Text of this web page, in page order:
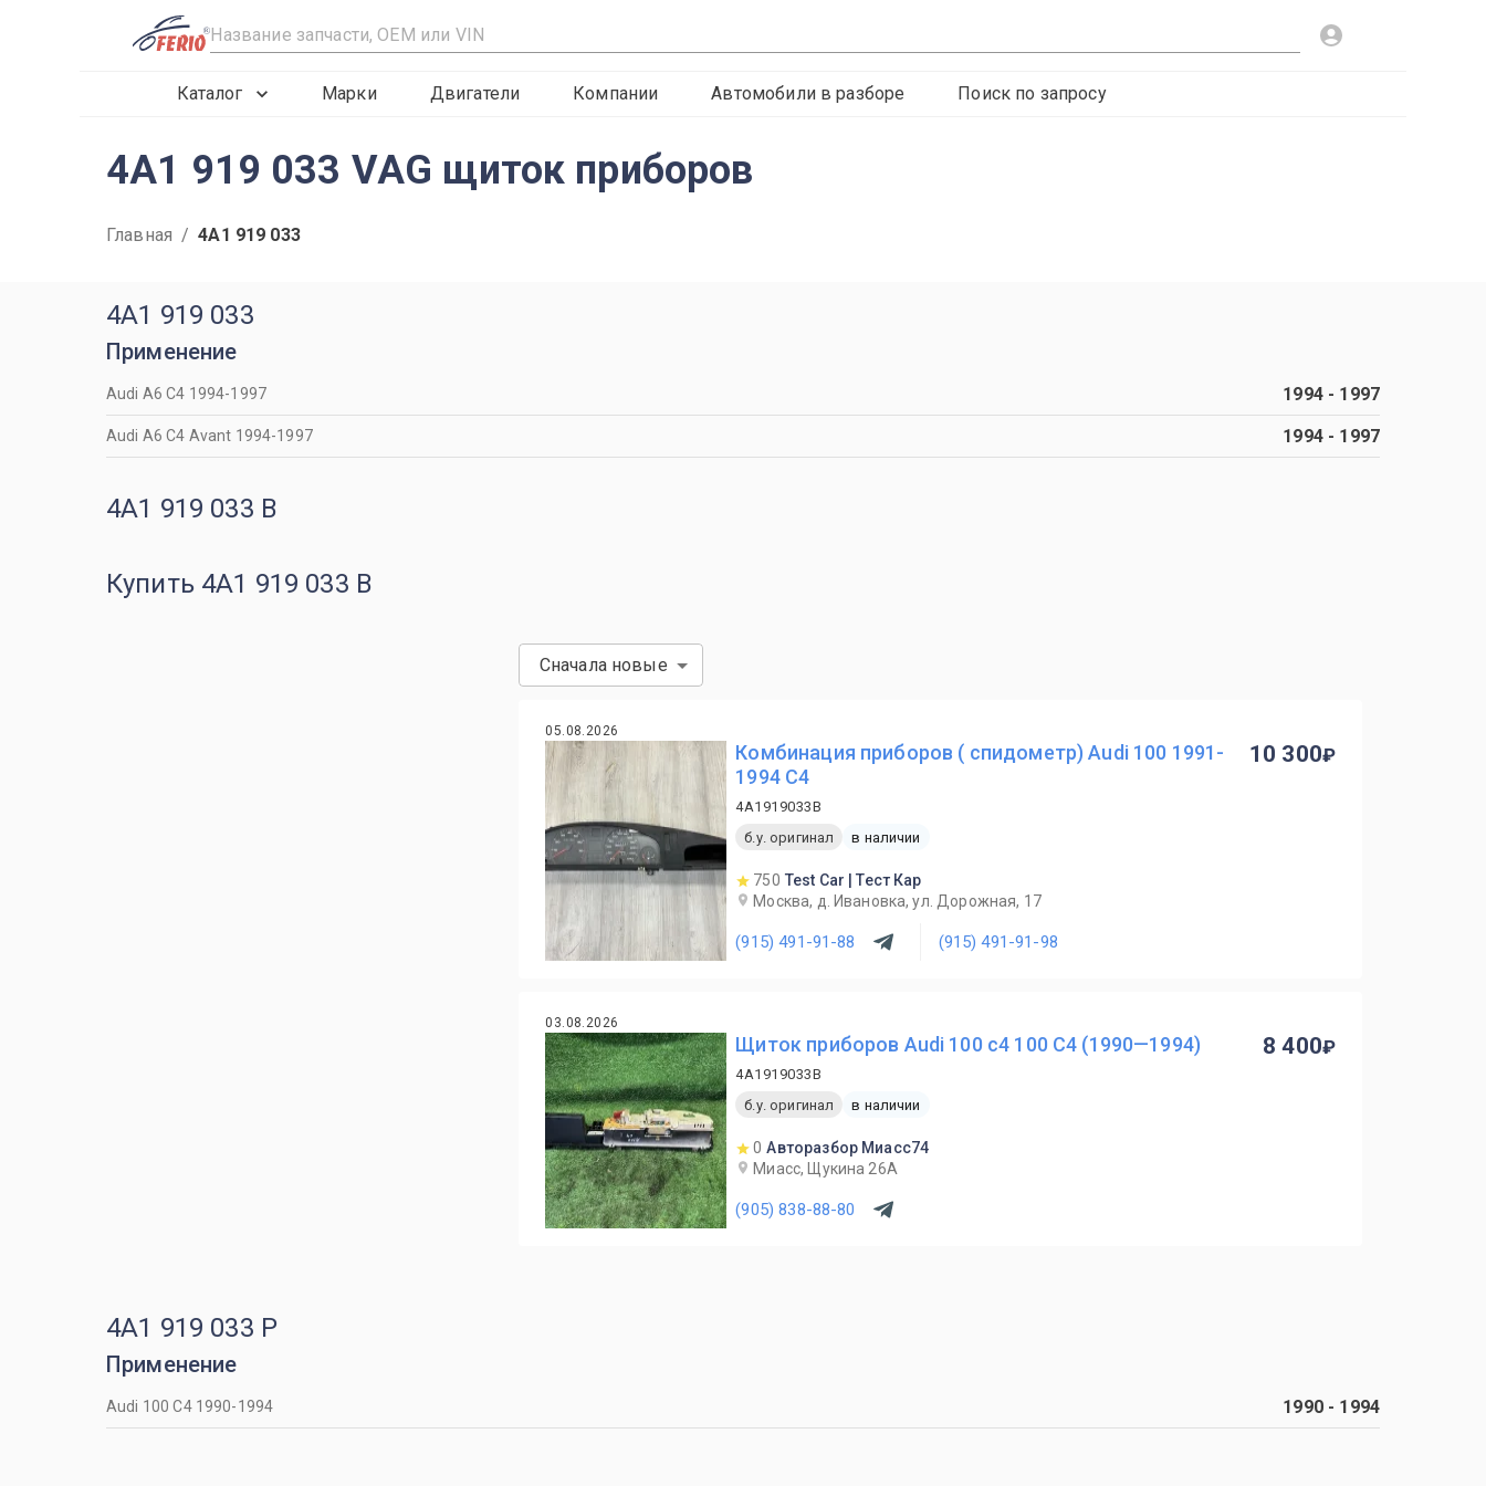
R
Каталог Марки Двигатели Компании Автомобили в разборе Поиск по запросу
4A1 919 033 VAG щиток приборов
Главная / 4A1 919 033
4A1 919 033
Применение
Audi A6 C4 1994-1997 1994- 1997
Audi A6 C4 Avant 1994-1997 1994- 1997
4A1 919 033 B
Купить 4A1 919 033 B
Сначала новые
05.08.2026
Комбинация приборов ( спидометр) Audi 100 1991-
1994 C4
4A1919033B
б.у. оригинал
в наличии
750 Test Car | Тест Кар
Москва, д. Ивановка, ул. Дорожная, 17
(915) 491-91-88 (915) 491-91-98
10 300
03.08.2026
Щиток приборов Audi 100 c4 100 C4 (1990—1994)
4A1919033B
б.у. оригинал
в наличии
0 Авторазбор Миасс74
Миасс, Щукина 26А
(905) 838-88-80
8 400
4A1 919 033 P
Применение
Audi 100 C4 1990-1994 1990- 1994